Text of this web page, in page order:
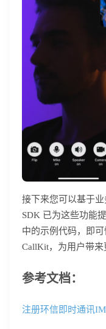
接下来您可以基于
SDK 已为这些功能
中的示例代码，即
CallKit，为用户带来
参考文档：
注册环信即时通讯IM